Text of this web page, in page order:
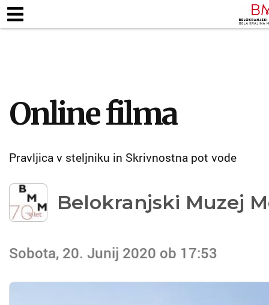
Online filma
Pravljica v steljniku in Skrivnostna pot vode
Belokranjski Muzej
Sobota, 20. Junij 2020 ob 17:53